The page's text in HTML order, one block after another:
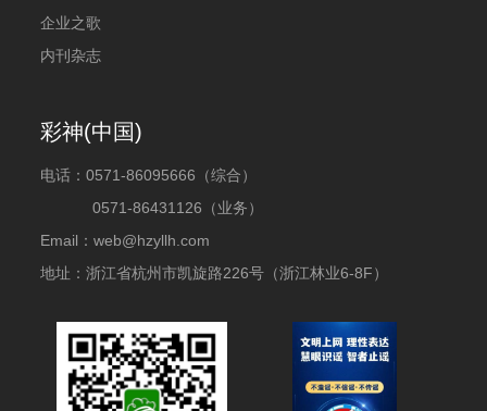
企业之歌
内刊杂志
彩神(中国)
电话：0571-86095666（综合）
0571-86431126（业务）
Email：web@hzyllh.com
地址：浙江省杭州市凯旋路226号（浙江林业6-8F）